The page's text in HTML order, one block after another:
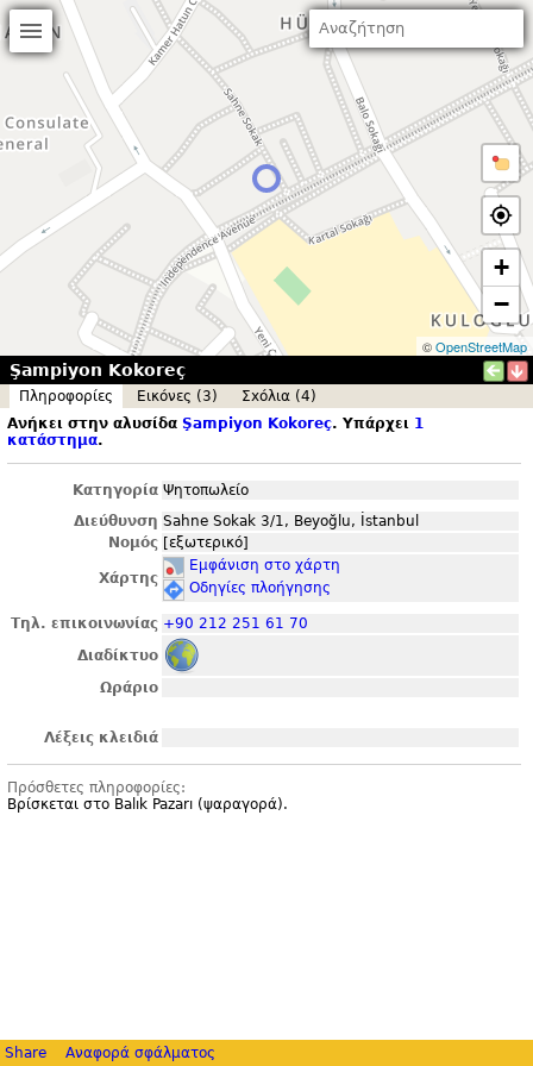
+
−
©OpenStreetMap
Şampiyon Kokoreç
Πληροφορίες Εικόνες (3)
Σxόλια (4)
Ανήκει στην αλυσίδα Şampiyon Kokoreç. Υπάρχει 1
κατάστημα.
Κατηγορία Ψητοπωλείο
Διεύθυνση Sahne Sokak 3/1, Beyoğlu, İstanbul
Νομός [εξωτερικό]
Χάρτης
Εμφάνιση στο χάρτη
Οδηγίες πλοήγησης
Τηλ. επικοινωνίας +90 212 251 61 70
Διαδίκτυο
Ωράριο
Λέξεις κλειδιά
Πρόσθετες πληροφορίες:
Βρίσκεται στο Balık Pazarı (ψαραγορά).
Share Αναφορά σφάλματος